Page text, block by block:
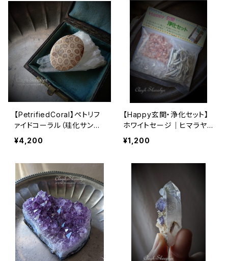
【PetrifiedCoral】ペトリフ
ァイドコーラル（珪化サンゴ）
｜天然石ルース ｜化石
珊瑚（FossilCoral） ｜オ
産
¥4,200
【Happy玄関・浄化セット】
ホワイトセージ｜ヒマラヤン
ソルト｜水晶さざれ｜天然
石雑貨｜インテリア雑貨
¥1,200